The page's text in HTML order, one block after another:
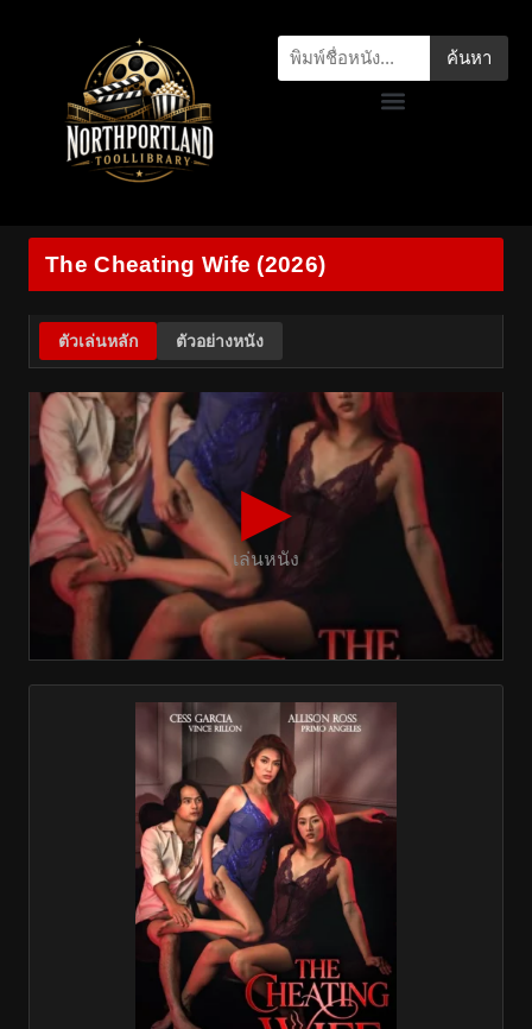
ค้นหา
The Cheating Wife (2026)
ตัวเล่นหลัก ตัวอย่างหนัง
▶
เล่นหนัง